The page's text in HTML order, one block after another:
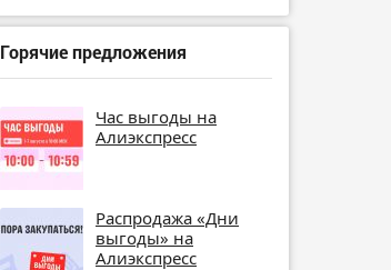
Горячие предложения
Час выгоды на
Алиэкспресс
Распродажа «Дни
выгоды» на
Алиэкспресс